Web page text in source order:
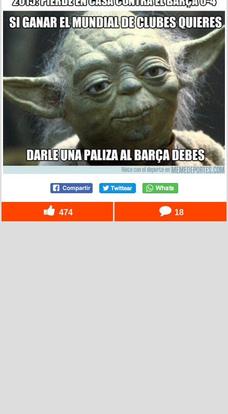
474 18